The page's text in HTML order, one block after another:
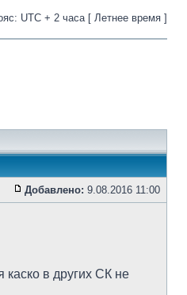
UTC + 2 часа [ Летнее время ]
Добавлено: 9.08.2016 11:00
в других СК не